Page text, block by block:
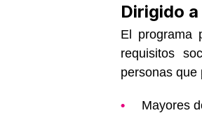
Dirigido
El programa
requisitos
personas que
Mayores